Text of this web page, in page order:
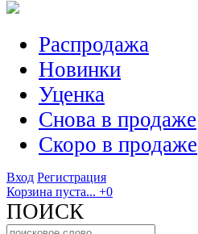
Распродажа
Новинки
Уценка
Снова в продаже
Скоро в продаже
Вход Регистрация
Корзина пуста... +0
ПОИСК